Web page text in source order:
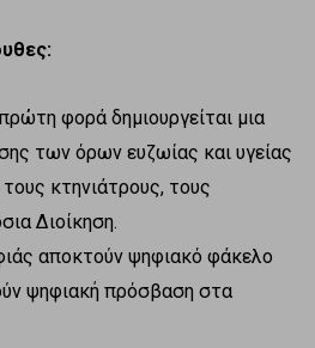
φορά δημιουργείται μια
των όρων ευζωίας και υγείας
κτηνιάτρους, τους
Διοίκηση.
αποκτούν ψηφιακό φάκελο
ψηφιακή πρόσβαση στα